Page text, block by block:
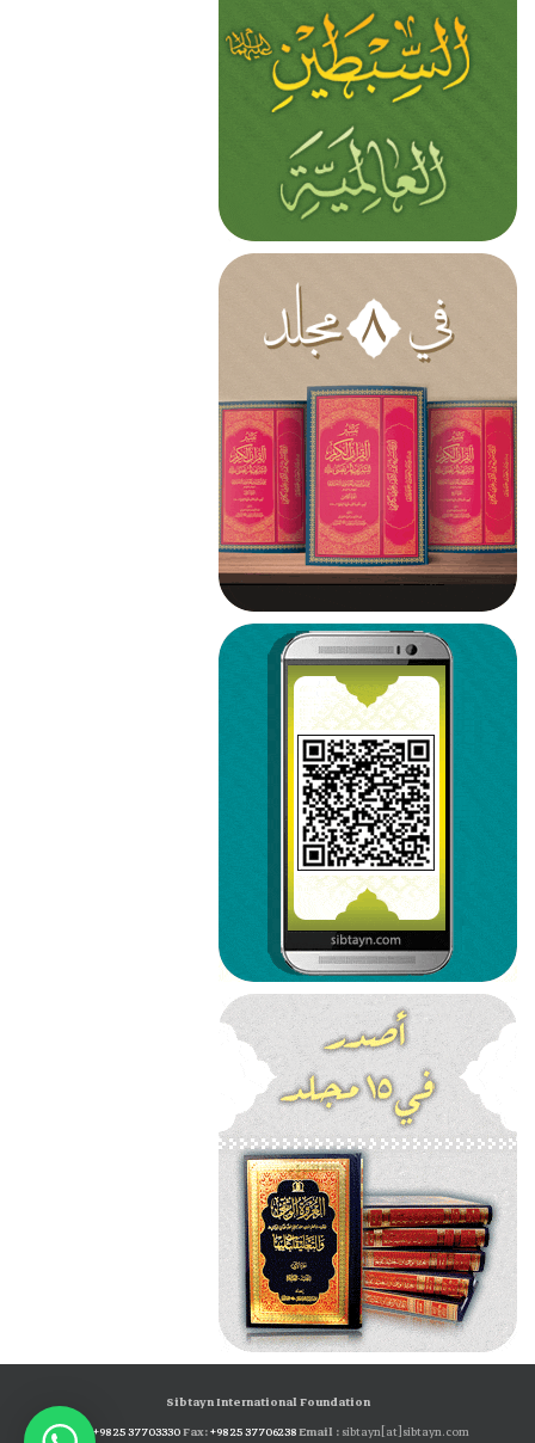
Sibtayn International Foundation
Tel:
+98 25 37703330Fax:+98 25 37706238Email :sibtayn[at]sibtayn.com